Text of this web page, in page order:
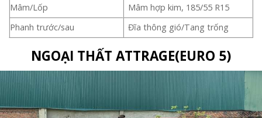
Mâm/Lốp
Mâm hợp kim, 185/55 R15
Phanh trước/sau
Đĩa thông gió/Tang trống
NGOẠI THẤT ATTRAGE(EURO 5)